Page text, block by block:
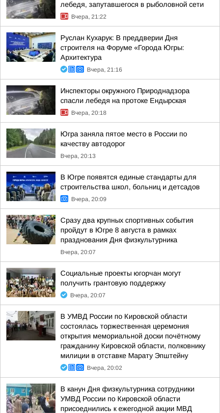
лебедя, запутавшегося в рыболовной сети
Вчера, 21:22
Руслан Кухарук: В преддверии Дня
строителя на Форуме «Города Югры:
Архитектура
Вчера, 21:16
Инспекторы окружного Природнадзора
спасли лебедя на протоке Ендырская
Вчера, 20:18
Югра заняла пятое место в России по
качеству автодорог
Вчера, 20:13
В Югре появятся единые стандарты для
строительства школ, больниц и детсадов
Вчера, 20:09
Сразу два крупных спортивных события
пройдут в Югре 8 августа в рамках
празднования Дня физкультурника
Вчера, 20:07
Социальные проекты югорчан могут
получить грантовую поддержку
Вчера, 20:07
В УМВД России по Кировской области
состоялась торжественная церемония
открытия мемориальной доски почётному
гражданину Кировской области, полковнику
милиции в отставке Марату Эпштейну
Вчера, 20:02
В канун Дня физкультурника сотрудники
УМВД России по Кировской области
присоеднились к ежегодной акции МВД